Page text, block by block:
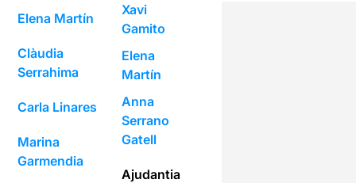
Elena Martín
Clàudia
Serrahima
Carla Linares
Marina
Garmendia
Xavi
Gamito
Elena
Martín
Anna
Serrano
Gatell
Ajudantia